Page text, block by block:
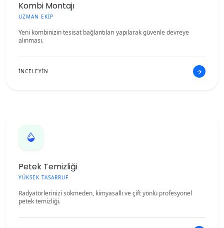
Kombi Montajı
UZMAN EKİP
Yeni kombinizin tesisat bağlantıları yapılarak güvenle devreye
alınması.
İNCELEYİN
Petek Temizliği
YÜKSEK TASARRUF
Radyatörlerinizi sökmeden, kimyasallı ve çift yönlü profesyonel
petek temizliği.